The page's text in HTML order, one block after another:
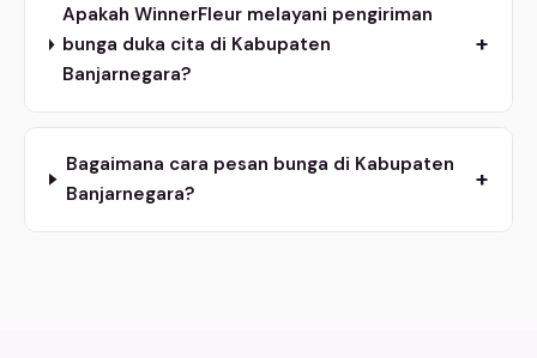
Apakah WinnerFleur melayani pengiriman
bunga duka cita di Kabupaten
Banjarnegara?
+
Bagaimana cara pesan bunga di Kabupaten
Banjarnegara?
+